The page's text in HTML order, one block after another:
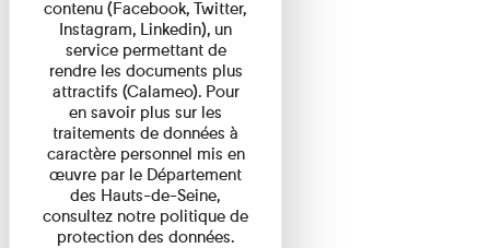
contenu (Facebook, Twitter,
Instagram, Linkedin), un
service permettant de
rendre les documents plus
attractifs (Calameo). Pour
en savoir plus sur les
traitements de données à
caractère personnel mis en
œuvre par le Département
des Hauts-de-Seine,
consultez notre politique de
protection des données.